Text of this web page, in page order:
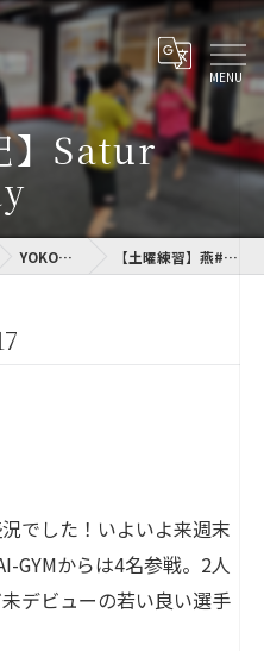
】Satur
YOKOLOG 【土曜練習】燕#4517
でした！いよいよ来週末
GYMからは4名参戦。2人
デビューの若い良い選手